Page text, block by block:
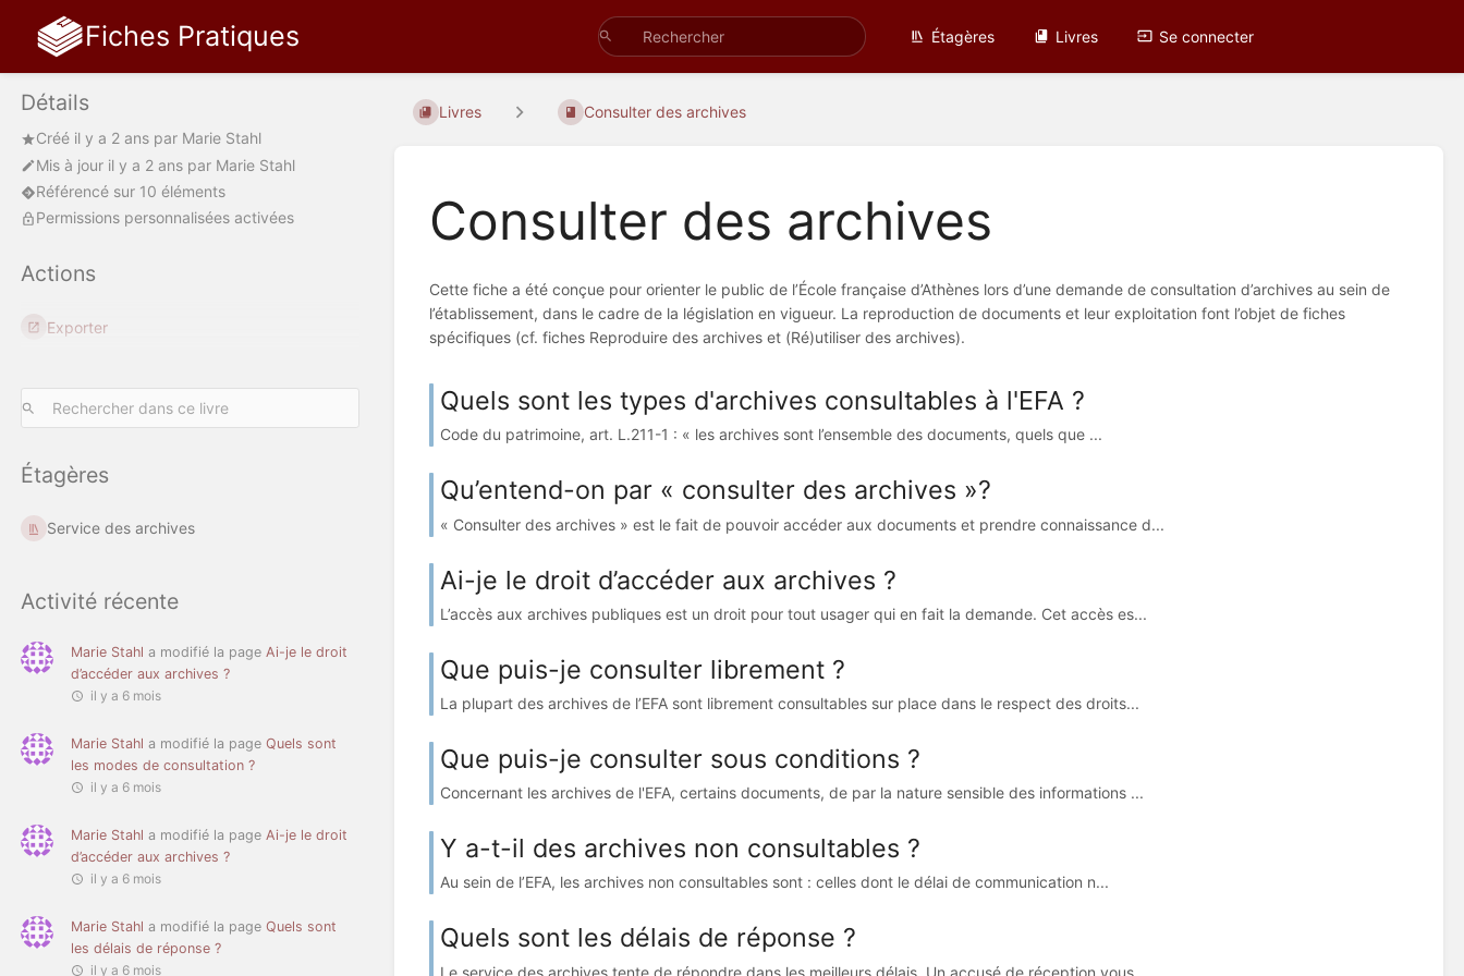
Fiches Pratiques Étagères Livres Se connecter
Détails
Créé il y a 2 ans par Marie Stahl
Mis à jour il y a 2 ans par Marie Stahl
Référencé sur 10 éléments
Permissions personnalisées activées
Actions
Exporter
Étagères
Service des archives
Activité récente
Marie Stahl a modifié la page Ai-je le droit
d’accéder aux archives ?
il y a 6 mois
Marie Stahl a modifié la page Quels sont
les modes de consultation ?
il y a 6 mois
Marie Stahl a modifié la page Ai-je le droit
d’accéder aux archives ?
il y a 6 mois
Marie Stahl a modifié la page Quels sont
les délais de réponse ?
il y a 6 mois
Livres Consulter des archives
Consulter des archives
Cette fiche a été conçue pour orienter le public de l’École française d’Athènes lors d’une demande de consultation d’archives au sein de
l’établissement, dans le cadre de la législation en vigueur. La reproduction de documents et leur exploitation font l’objet de fiches
spécifiques (cf. fiches Reproduire des archives et (Ré)utiliser des archives).
Quels sont les types d'archives consultables à l'EFA ?
Code du patrimoine, art. L.211-1 : « les archives sont l’ensemble des documents, quels que ...
Qu’entend-on par « consulter des archives »?
« Consulter des archives » est le fait de pouvoir accéder aux documents et prendre connaissance d...
Ai-je le droit d’accéder aux archives ?
L’accès aux archives publiques est un droit pour tout usager qui en fait la demande. Cet accès es...
Que puis-je consulter librement ?
La plupart des archives de l’EFA sont librement consultables sur place dans le respect des droits...
Que puis-je consulter sous conditions ?
Concernant les archives de l'EFA, certains documents, de par la nature sensible des informations ...
Y a-t-il des archives non consultables ?
Au sein de l’EFA, les archives non consultables sont : celles dont le délai de communication n...
Quels sont les délais de réponse ?
Le service des archives tente de répondre dans les meilleurs délais. Un accusé de réception vous...